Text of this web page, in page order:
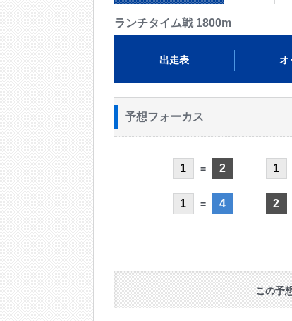
ランチタイム戦 1800m
出走表 オ
予想フォーカス
1 = 2
1 = 4
1
2
この予